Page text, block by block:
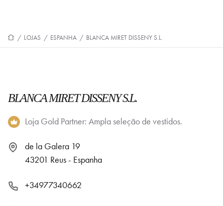
/ LOJAS / ESPANHA / BLANCA MIRET DISSENY S.L.
BLANCA MIRET DISSENY S.L.
Loja Gold Partner: Ampla seleção de vestidos.
de la Galera 19
43201 Reus - Espanha
+34977340662